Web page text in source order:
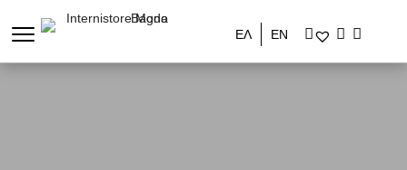
ΕΛ ΕΝ